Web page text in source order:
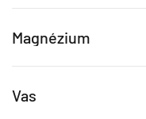
Magnézium
Vas